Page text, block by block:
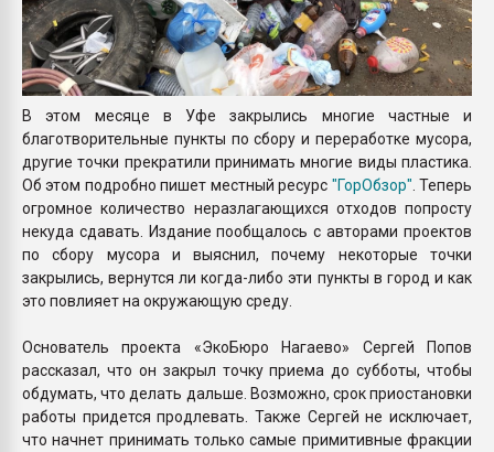
В этом месяце в Уфе закрылись многие частные и
благотворительные пункты по сбору и переработке мусора,
другие точки прекратили принимать многие виды пластика.
Об этом подробно пишет местный ресурс "ГорОбзор" . Теперь
огромное количество неразлагающихся отходов попросту
некуда сдавать. Издание пообщалось с авторами проектов
по сбору мусора и выяснил, почему некоторые точки
закрылись, вернутся ли когда-либо эти пункты в город и как
это повлияет на окружающую среду.
Основатель проекта «ЭкоБюро Нагаево» Сергей Попов
рассказал, что он закрыл точку приема до субботы, чтобы
обдумать, что делать дальше. Возможно, срок приостановки
работы придется продлевать. Также Сергей не исключает,
что начнет принимать только самые примитивные фракции